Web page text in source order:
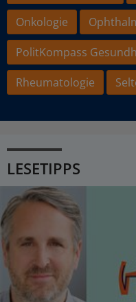
Onkologie
PolitKompass
Rheumatologie
LESETIPPS